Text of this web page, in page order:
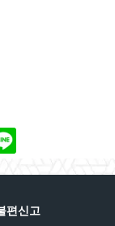
편신고